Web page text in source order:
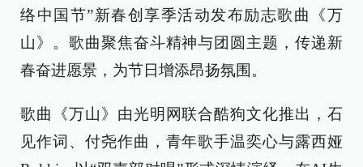
络中国节”新春创享季活动发布励志歌曲《万
山》。歌曲聚焦奋斗精神与团圆主题，传递新
春奋进愿景，为节日增添昂扬氛围。
歌曲《万山》由光明网联合酷狗文化推出，石
见作词、付尧作曲，青年歌手温奕心与露西娅